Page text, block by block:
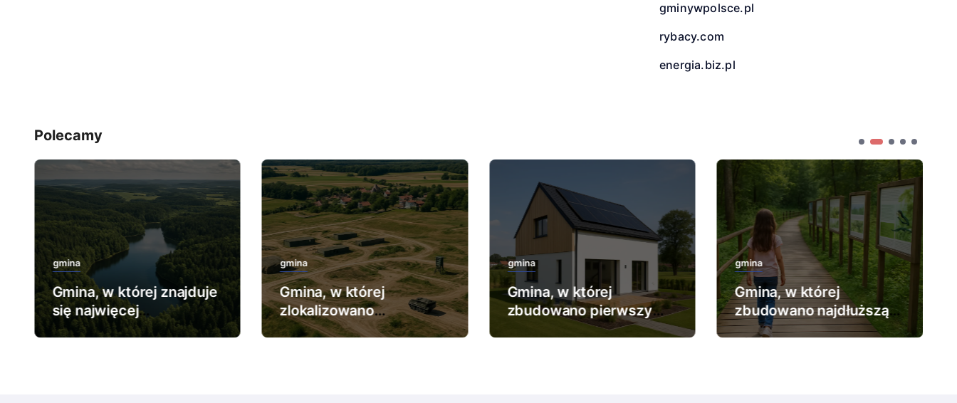
gminywpolsce.pl
rybacy.com
energia.biz.pl
Polecamy
gmina
Gmina, w której znajduje
się najwięcej
rezerwatów leśnych.
gmina
Gmina, w której
zlokalizowano
największy poligon
gmina
Gmina, w której
zbudowano pierwszy
dom pasywny.
gmina
Gmina, w której
zbudowano najdłuższą
ścieżkę edukacyjną.